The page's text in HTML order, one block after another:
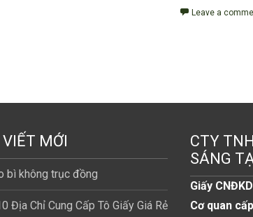
Leave a
MỚI
bì không trục đồng
Địa Chỉ Cung Cấp Tô Giấy Giá Rẻ
CTY
SÁNG
Giấy
Cơ quan